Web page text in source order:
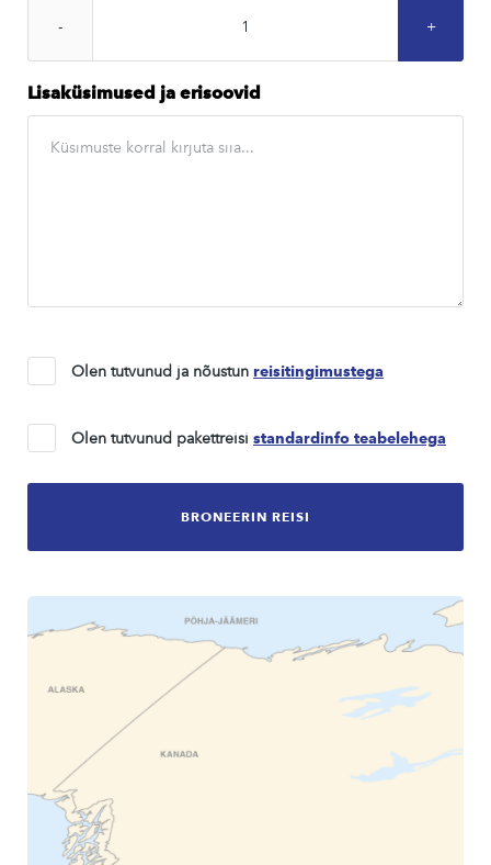
Lisaküsimused ja erisoovid
Olen tutvunud ja nõustun reisitingimustega
Olen tutvunud pakettreisi standardinfo teabelehega